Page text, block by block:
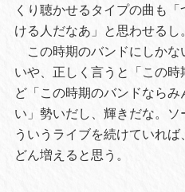
くり聴かせるタイプの曲も
ける人だなあ」と思わせるし。
この時期のバンドにしか
いや、正しく言うと「この
ど「この時期のバンドなら
い」勢いだし、輝きだな。
ういうライブを続けていれ
どん増えると思う。